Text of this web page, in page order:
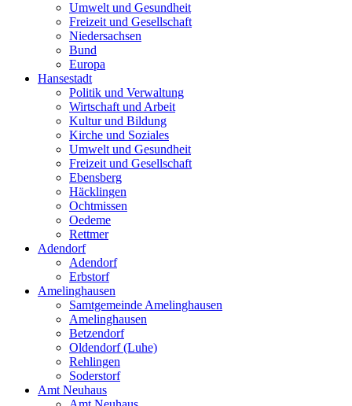
Umwelt und Gesundheit
Freizeit und Gesellschaft
Niedersachsen
Bund
Europa
Hansestadt
Politik und Verwaltung
Wirtschaft und Arbeit
Kultur und Bildung
Kirche und Soziales
Umwelt und Gesundheit
Freizeit und Gesellschaft
Ebensberg
Häcklingen
Ochtmissen
Oedeme
Rettmer
Adendorf
Adendorf
Erbstorf
Amelinghausen
Samtgemeinde Amelinghausen
Amelinghausen
Betzendorf
Oldendorf (Luhe)
Rehlingen
Soderstorf
Amt Neuhaus